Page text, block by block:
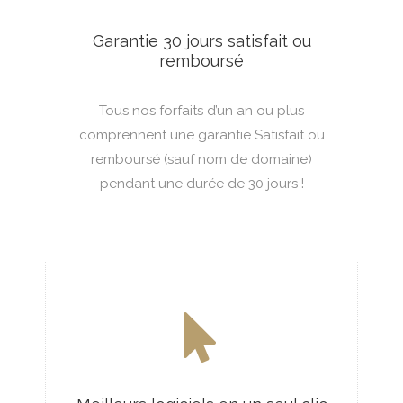
Garantie 30 jours satisfait ou
remboursé
Tous nos forfaits d’un an ou plus
comprennent une garantie Satisfait ou
remboursé (sauf nom de domaine)
pendant une durée de 30 jours !
PERSONNEL
7.99 €
Oui
Illimité
1 an ou +
Oui
Oui
Oui